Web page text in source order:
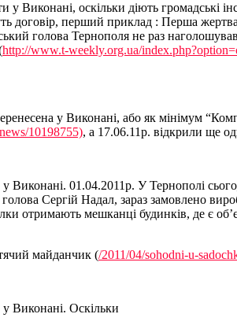
Виконані, оскільки діють громадські
договір, перший приклад : Перша
голова Тернополя не раз
http://www.t-weekly.org.ua/
у Виконані, або як мінімум
10198755), а 17.06.11р. відкрили ще
Виконані. 01.04.2011р. У Тернополі
Сергій Надал, зараз замовлено
отримають мешканці будинків, де є
майданчик (/2011/04/sohodni-u-
Виконані. Оскільки